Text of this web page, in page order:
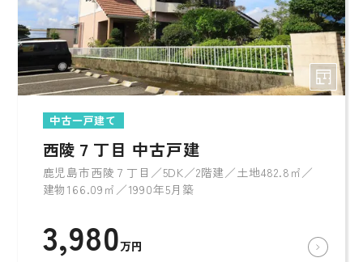
中古一戸建て
西陵７丁目 中古戸建
鹿児島市西陵７丁目／5DK／2階建／土地482.8㎡／
建物166.09㎡／1990年5月築
3,980万円